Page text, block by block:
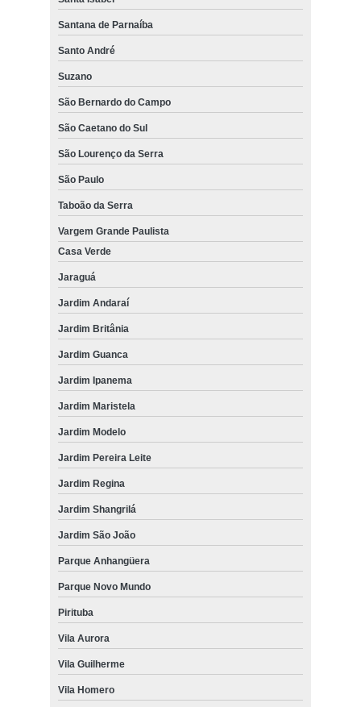
Santana de Parnaíba
Santo André
Suzano
São Bernardo do Campo
São Caetano do Sul
São Lourenço da Serra
São Paulo
Taboão da Serra
Vargem Grande Paulista
Casa Verde
Jaraguá
Jardim Andaraí
Jardim Britânia
Jardim Guanca
Jardim Ipanema
Jardim Maristela
Jardim Modelo
Jardim Pereira Leite
Jardim Regina
Jardim Shangrilá
Jardim São João
Parque Anhangüera
Parque Novo Mundo
Pirituba
Vila Aurora
Vila Guilherme
Vila Homero